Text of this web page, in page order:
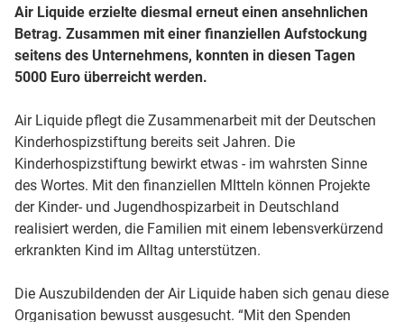
Air Liquide erzielte diesmal erneut einen ansehnlichen
Betrag. Zusammen mit einer finanziellen Aufstockung
seitens des Unternehmens, konnten in diesen Tagen
5000 Euro überreicht werden.
Air Liquide pflegt die Zusammenarbeit mit der Deutschen
Kinderhospizstiftung bereits seit Jahren. Die
Kinderhospizstiftung bewirkt etwas - im wahrsten Sinne
des Wortes. Mit den finanziellen MItteln können Projekte
der Kinder- und Jugendhospizarbeit in Deutschland
realisiert werden, die Familien mit einem lebensverkürzend
erkrankten Kind im Alltag unterstützen.
Die Auszubildenden der Air Liquide haben sich genau diese
Organisation bewusst ausgesucht. “Mit den Spenden